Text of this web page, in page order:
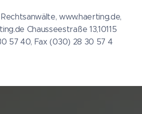
www.haerting.de,
Chausseestraße 13,10115
57 40, Fax (030) 28 30 57 4